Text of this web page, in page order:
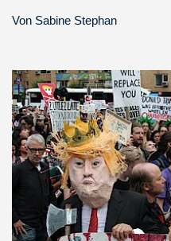
Von Sabine Stephan